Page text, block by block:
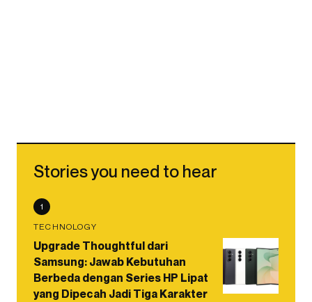
Stories you need to hear
1
TECHNOLOGY
Upgrade Thoughtful dari
Samsung: Jawab Kebutuhan
Berbeda dengan Series HP Lipat
yang Dipecah Jadi Tiga Karakter